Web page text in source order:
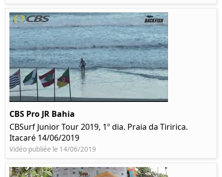
CBS Pro JR Bahia
CBSurf Junior Tour 2019, 1º dia. Praia da Tiririca.
Itacaré 14/06/2019
Vidéo publiée le 14/06/2019